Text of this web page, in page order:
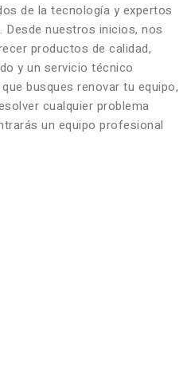
de la tecnología y expertos
nuestros inicios, nos
productos de calidad,
y un servicio técnico
busques renovar tu equipo,
cualquier problema
un equipo profesional